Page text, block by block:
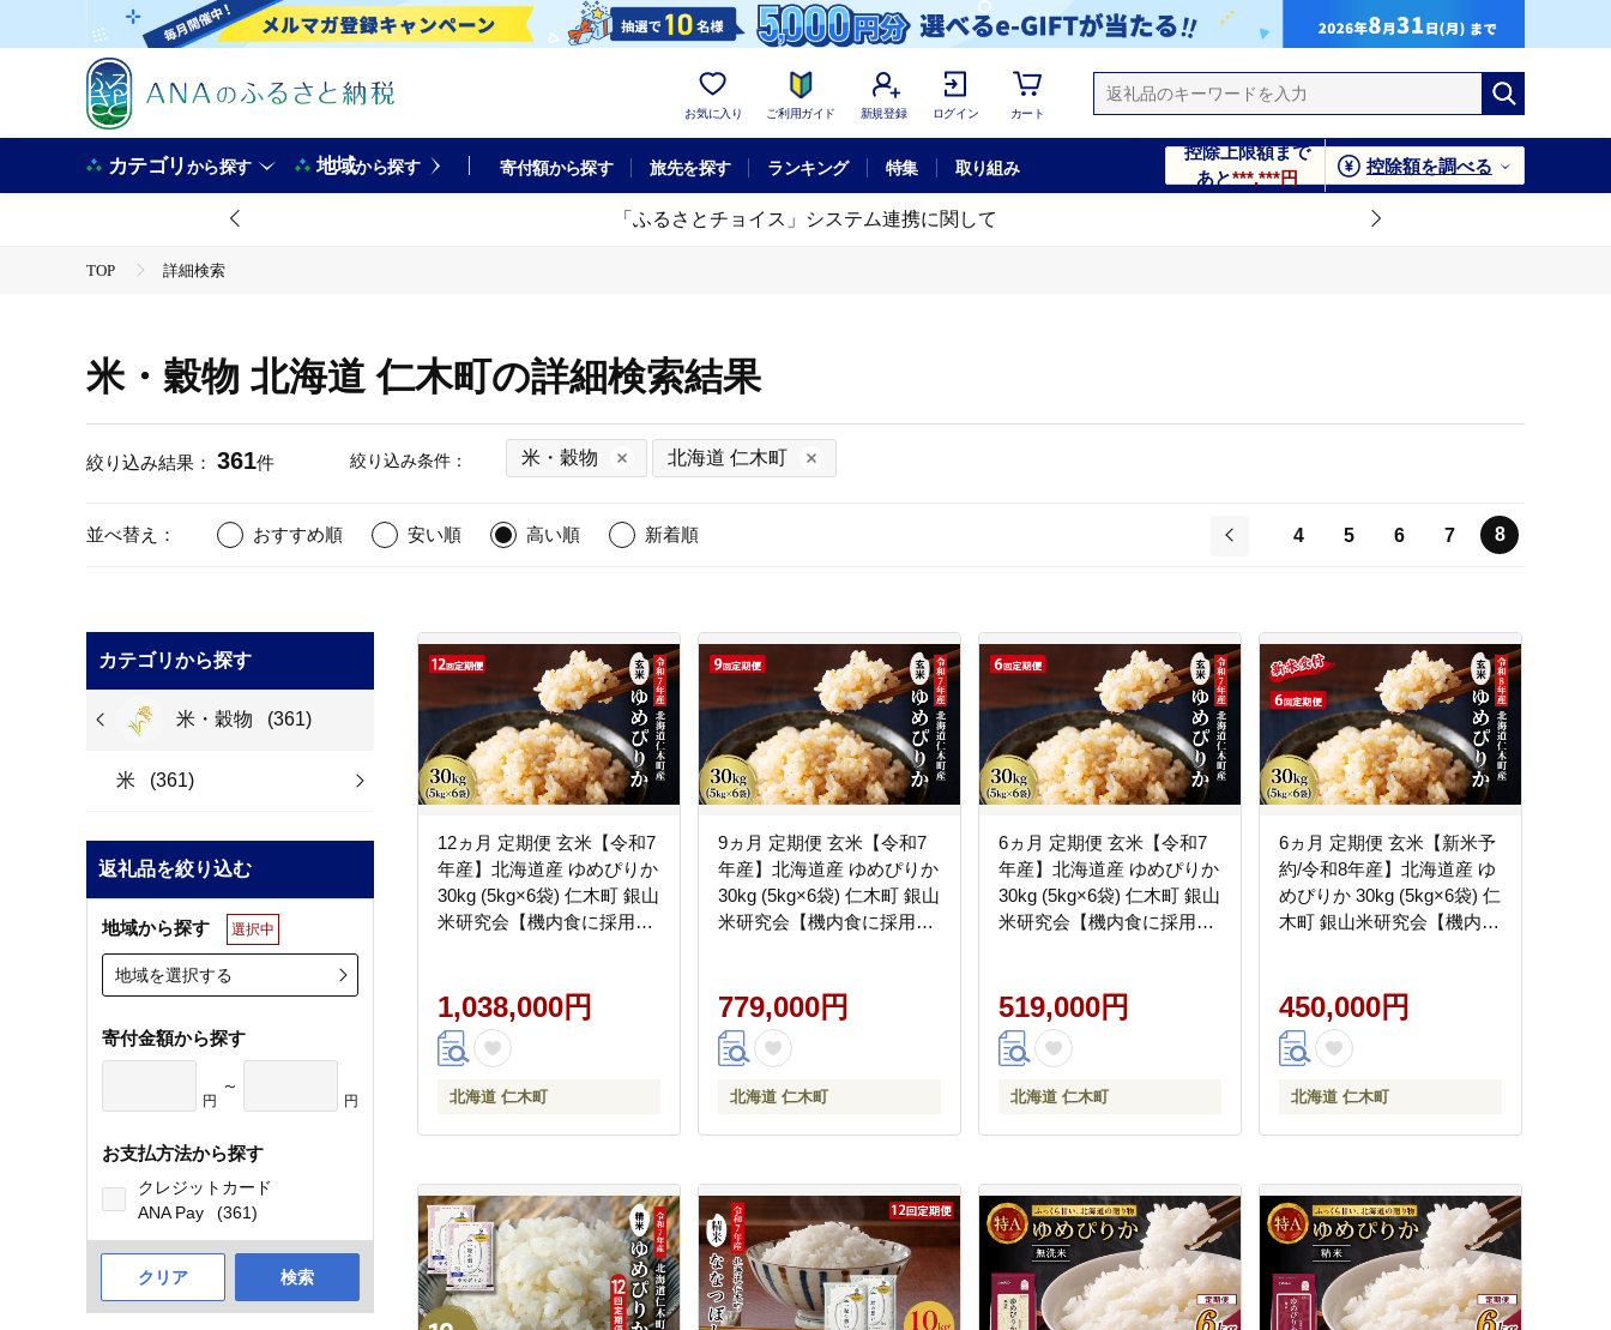
お気に入り ご利用ガイド 新規登録 ログイン カート
カテゴリから探す 地域から探す 寄付額から探す 旅先を探す ランキング 特集 取り組み
控除上限額まで
あと***,***円
控除額を調べる
「ふるさとチョイス」システム連携に関して
TOP 詳細検索
米・穀物 北海道 仁木町の詳細検索結果
絞り込み結果： 361件 絞り込み条件： 米・穀物 北海道 仁木町
並べ替え： おすすめ順 安い順 高い順
新着順
4 5 6 7 8
カテゴリから探す
米・穀物 (361)
米 (361)
返礼品を絞り込む
地域から探す 選択中
地域を選択する
寄付金額から探す
円
～
円
お支払方法から探す
クレジットカード
ANA Pay
(361)
クリア 検索
12ヵ月 定期便 玄米【令和7
年産】北海道産 ゆめぴりか
30kg (5kg×6袋) 仁木町 銀山
米研究会【機内食に採用】
飯 朝ごはん 夜ごはん 昼ご
はん[株式会社 松原米穀]
1,038,000円
北海道 仁木町
9ヵ月 定期便 玄米【令和7
年産】北海道産 ゆめぴりか
30kg (5kg×6袋) 仁木町 銀山
米研究会【機内食に採用】
飯 朝ごはん 夜ごはん 昼ご
はん[株式会社 松原米穀]
779,000円
北海道 仁木町
6ヵ月 定期便 玄米【令和7
年産】北海道産 ゆめぴりか
30kg (5kg×6袋) 仁木町 銀山
米研究会【機内食に採用】
飯 朝ごはん 夜ごはん 昼ご
はん[株式会社 松原米穀]
519,000円
北海道 仁木町
6ヵ月 定期便 玄米【新米予
約/令和8年産】北海道産 ゆ
めぴりか 30kg (5kg×6袋) 仁
木町 銀山米研究会【機内食
主食 ご飯[株式会社 松原米
穀]
450,000円
北海道 仁木町